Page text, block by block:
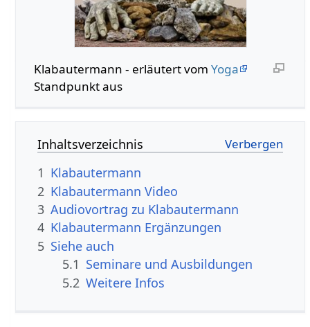
Klabautermann - erläutert vom Yoga
Standpunkt aus
Inhaltsverzeichnis
1 Klabautermann
2 Klabautermann Video
3 Audiovortrag zu Klabautermann
4 Klabautermann Ergänzungen
5 Siehe auch
5.1 Seminare und Ausbildungen
5.2 Weitere Infos